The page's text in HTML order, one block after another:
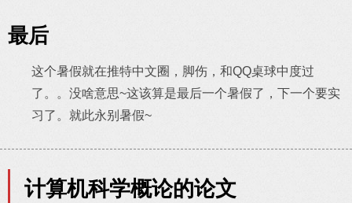
最后
这个暑假就在推特中文圈，脚伤，和QQ桌球中度过
了。。没啥意思~这该算是最后一个暑假了，下一个要实
习了。就此永别暑假~
计算机科学概论的论文